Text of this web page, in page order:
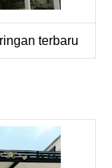
terbaru